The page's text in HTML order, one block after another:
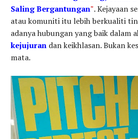
Saling Bergantungan". Kejayaan
atau komuniti itu lebih berkualiti
adanya hubungan yang baik dalam
kejujuran dan keikhlasan. Bukan
mata.